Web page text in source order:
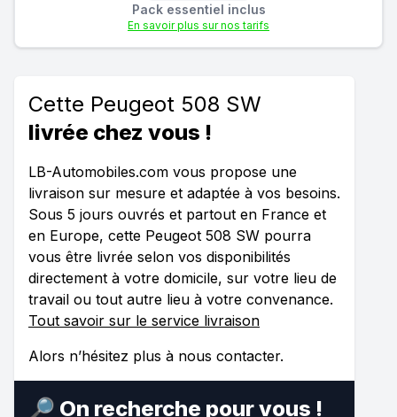
Pack essentiel inclus
En savoir plus sur nos tarifs
Cette Peugeot 508 SW
livrée chez vous !
LB-Automobiles.com vous propose une
livraison sur mesure et adaptée à vos besoins.
Sous 5 jours ouvrés et partout en France et
en Europe, cette Peugeot 508 SW pourra
vous être livrée selon vos disponibilités
directement à votre domicile, sur votre lieu de
travail ou tout autre lieu à votre convenance.
Tout savoir sur le service livraison
Alors n’hésitez plus à nous contacter.
🔎 On recherche pour vous !